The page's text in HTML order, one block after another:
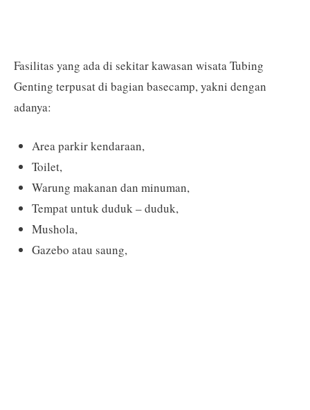
Fasilitas yang ada di sekitar kawasan wisata Tubing
Genting terpusat di bagian basecamp, yakni dengan
adanya:
Area parkir kendaraan,
Toilet,
Warung makanan dan minuman,
Tempat untuk duduk – duduk,
Mushola,
Gazebo atau saung,